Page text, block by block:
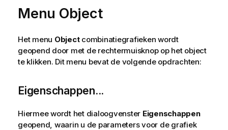
Menu Object
Het menu Objectcombinatiegrafieken wordt
geopend door met de rechtermuisknop op het object
te klikken. Dit menu bevat de volgende opdrachten:
Eigenschappen...
Hiermee wordt het dialoogvenster Eigenschappen
geopend, waarin u de parameters voor de grafiek